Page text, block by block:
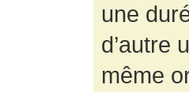
une
d’autre
même